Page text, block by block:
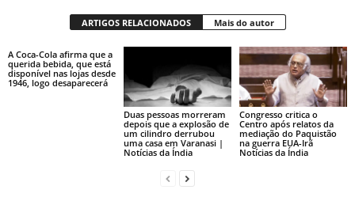
ARTIGOS RELACIONADOS Mais do autor
A Coca-Cola afirma que a
querida bebida, que está
disponível nas lojas desde
1946, logo desaparecerá
Duas pessoas morreram
depois que a explosão de
um cilindro derrubou
uma casa em Varanasi |
Notícias da Índia
Congresso critica o
Centro após relatos da
mediação do Paquistão
na guerra EUA-Irã
Notícias da Índia